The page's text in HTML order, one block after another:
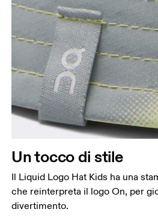
Un tocco di stile
Il Liquid Logo Hat Kids ha una
che reinterpreta il logo On, per
divertimento.